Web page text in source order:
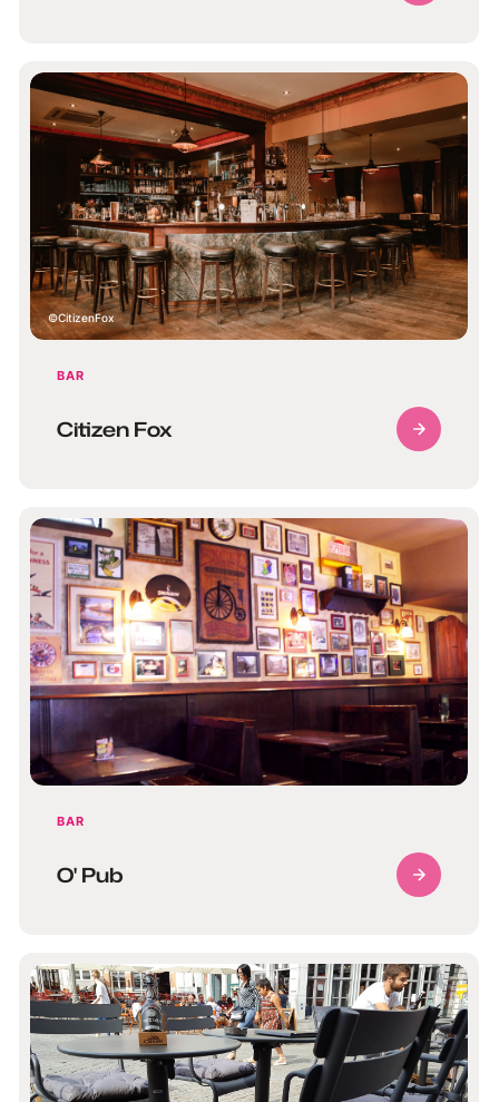
CitizenFox
BAR
Citizen Fox
BAR
O' Pub